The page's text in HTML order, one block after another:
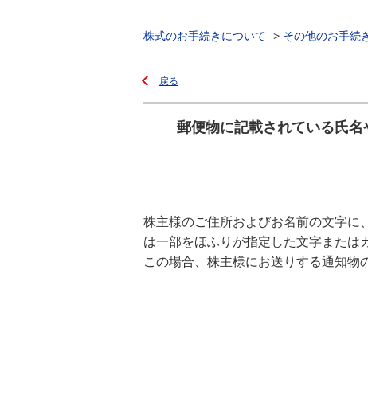
株式のお手続きについて > その他のお手続
戻る
郵便物に記載されている氏
株主様のご住所およびお名前の文字に
は一部をほふりが指定した文字または
この場合、株主様にお送りする通知物